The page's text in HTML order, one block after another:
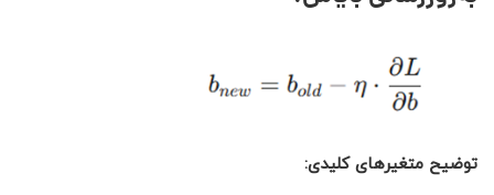
توضیح متغیرهای کلیدی: